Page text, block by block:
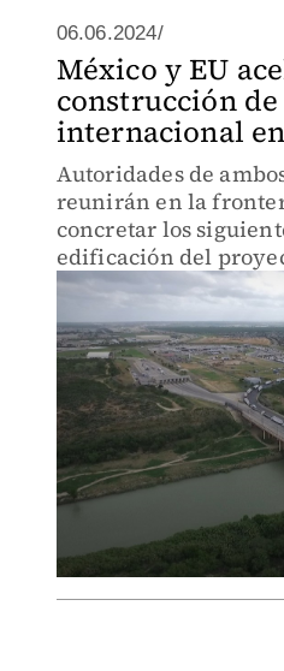
06.06.2024/
México y EU
construcción
internacional
Autoridades de
reunirán en la
concretar los
edificación del
Bravo